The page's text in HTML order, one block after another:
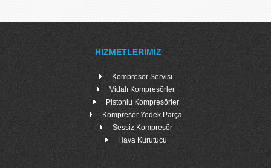
HIZMETLERIMIZ
Kompresör Servisi
Vidalı Kompresörler
Pistonlu Kompresörler
Kompresör Yedek Parça
Sessiz Kompresör
Hava Kurutucu